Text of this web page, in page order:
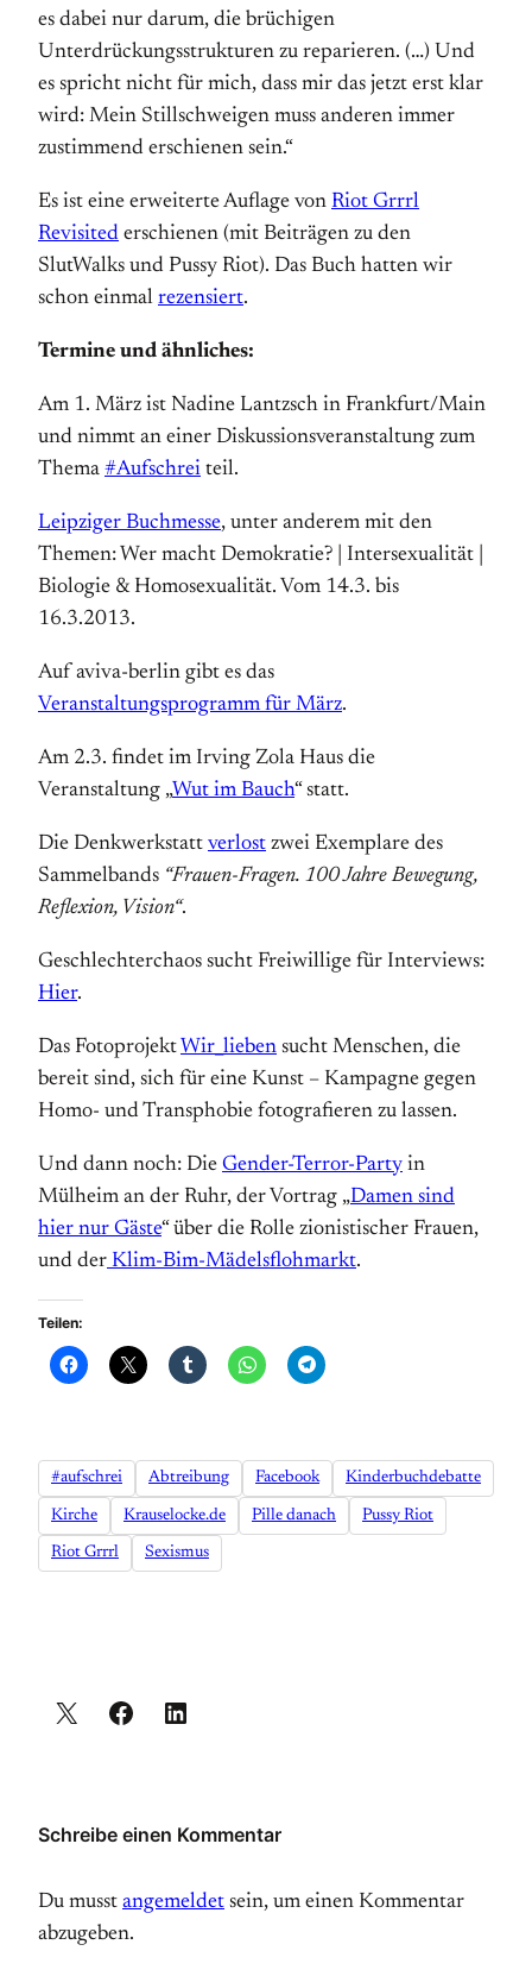
es dabei nur darum, die brüchigen
Unterdrückungsstrukturen zu reparieren. (…) Und
es spricht nicht für mich, dass mir das jetzt erst klar
wird: Mein Stillschweigen muss anderen immer
zustimmend erschienen sein.“
Es ist eine erweiterte Auflage von Riot Grrrl
Revisited erschienen (mit Beiträgen zu den
SlutWalks und Pussy Riot). Das Buch hatten wir
schon einmal rezensiert.
Termine und ähnliches:
Am 1. März ist Nadine Lantzsch in Frankfurt/Main
und nimmt an einer Diskussionsveranstaltung zum
Thema #Aufschrei teil.
Leipziger Buchmesse, unter anderem mit den
Themen: Wer macht Demokratie? | Intersexualität |
Biologie & Homosexualität. Vom 14.3. bis
16.3.2013.
Auf aviva-berlin gibt es das
Veranstaltungsprogramm für März.
Am 2.3. findet im Irving Zola Haus die
Veranstaltung „Wut im Bauch“ statt.
Die Denkwerkstatt verlost zwei Exemplare des
Sammelbands “Frauen-Fragen. 100 Jahre Bewegung,
Reflexion, Vision“.
Geschlechterchaos sucht Freiwillige für Interviews:
Hier.
Das Fotoprojekt Wir_lieben sucht Menschen, die
bereit sind, sich für eine Kunst – Kampagne gegen
Homo- und Transphobie fotografieren zu lassen.
Und dann noch: Die Gender-Terror-Party in
Mülheim an der Ruhr, der Vortrag „Damen sind
hier nur Gäste“ über die Rolle zionistischer Frauen,
und der Klim-Bim-Mädelsflohmarkt.
Teilen:
#aufschrei Abtreibung Facebook Kinderbuchdebatte
Kirche Krauselocke.de Pille danach Pussy Riot
Riot Grrrl Sexismus
Schreibe einen Kommentar
Du musst angemeldet sein, um einen Kommentar
abzugeben.